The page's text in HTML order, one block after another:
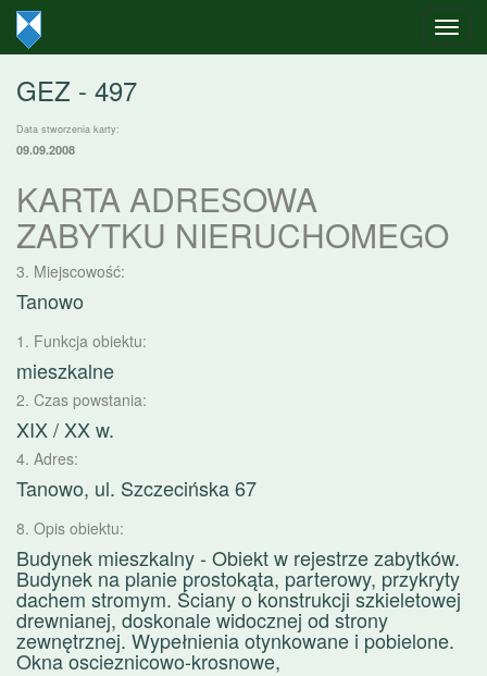
GEZ - 497
Data stworzenia karty:
09.09.2008
KARTA ADRESOWA
ZABYTKU NIERUCHOMEGO
3. Miejscowość:
Tanowo
1. Funkcja obiektu:
mieszkalne
2. Czas powstania:
XIX / XX w.
4. Adres:
Tanowo, ul. Szczecińska 67
8. Opis obiektu:
Budynek mieszkalny - Obiekt w rejestrze zabytków.
Budynek na planie prostokąta, parterowy, przykryty
dachem stromym. Ściany o konstrukcji szkieletowej
drewnianej, doskonale widocznej od strony
zewnętrznej. Wypełnienia otynkowane i pobielone.
Okna oscieznicowo-krosnowe,